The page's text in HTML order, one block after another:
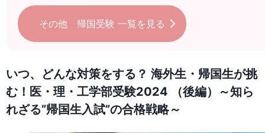
その他 帰国受験 一覧を見る
いつ、どんな対策をする？ 海外生・帰国生が挑
む！医・理・工学部受験2024 （後編）～知ら
れざる”帰国生入試”の合格戦略～